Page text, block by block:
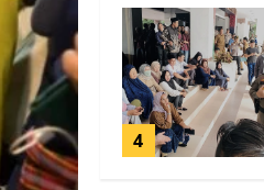
4